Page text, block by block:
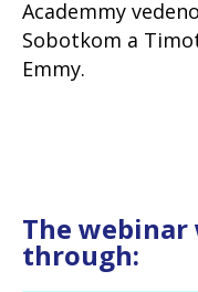
Academmy
Sobotkom a
Emmy.
The
through: